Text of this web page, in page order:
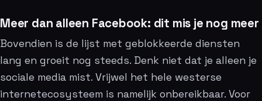
Meer dan alleen Facebook: dit mis je nog meer
Bovendien is de lijst met geblokkeerde diensten
lang en groeit nog steeds. Denk niet dat je alleen je
sociale media mist. Vrijwel het hele westerse
internetecosysteem is namelijk onbereikbaar. Voor